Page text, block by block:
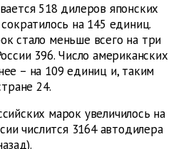
518 дилеров японских
на 145 единиц.
стало меньше всего на три
396. Число американских
– на 109 единиц и, таким
24.
марок увеличилось на
числится 3164 автодилера